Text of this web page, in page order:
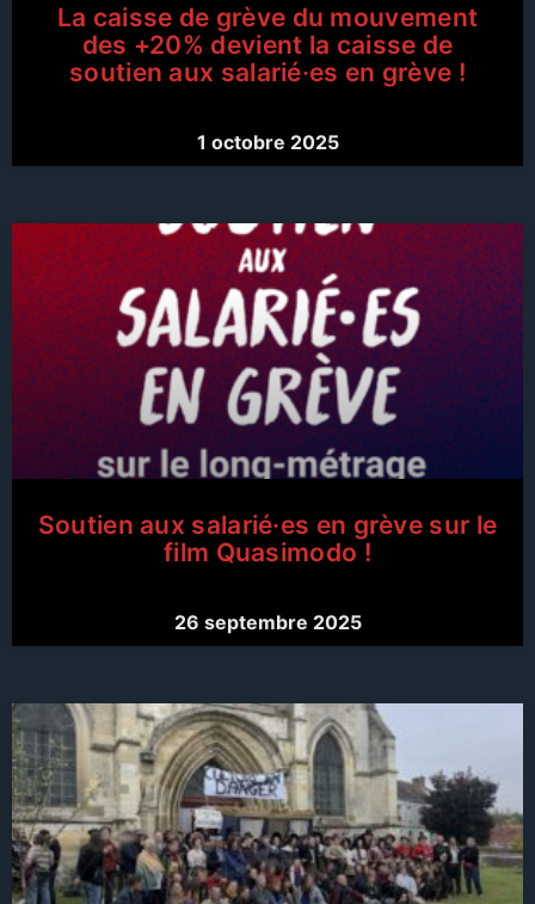
La caisse de grève du mouvement
des +20% devient la caisse de
soutien aux salarié·es en grève !
1 octobre 2025
Soutien aux salarié·es en grève sur le
film Quasimodo !
26 septembre 2025